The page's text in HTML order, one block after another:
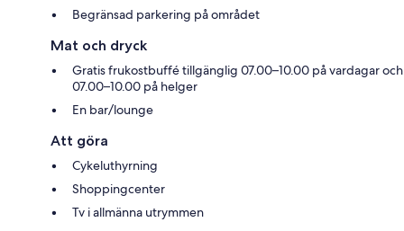
Begränsad parkering på området
Mat och dryck
Gratis frukostbuffé tillgänglig 07.00–10.00 på vardagar och
07.00–10.00 på helger
En bar/lounge
Att göra
Cykeluthyrning
Shoppingcenter
Tv i allmänna utrymmen